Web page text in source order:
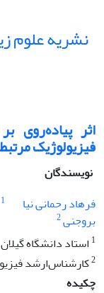
نشریه علوم
اثر پیاده‌روی
فیزیولوژیک
نویسندگان
فرهاد رحمانی نیا
1
بروجنی2
1 استاد دانشگاه گیلان
2کارشناس‌ارشد
چکیده